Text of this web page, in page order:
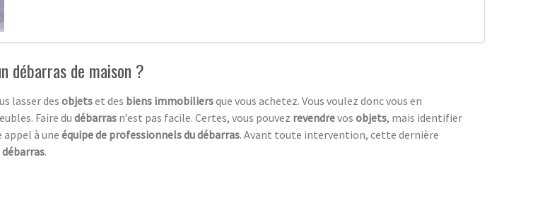
débarras de maison ?
lasser desobjetset des biens immobiliersque vous achetez. Vous voulez donc vous en
Faire du débarras n’est pas facile. Certes, vous pouvez revendrevos objets, mais identifier
à une équipe de professionnels du débarras. Avant toute intervention, cette dernière
débarras.